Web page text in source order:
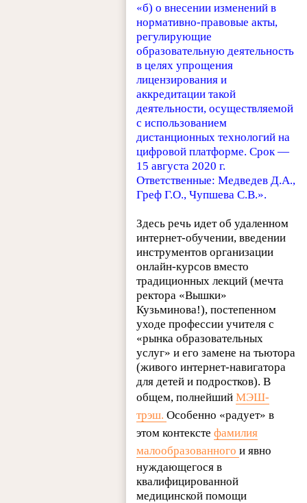
«б) о внесении изменений в
нормативно-правовые акты,
регулирующие
образовательную деятельность
в целях упрощения
лицензирования и
аккредитации такой
деятельности, осуществляемой
с использованием
дистанционных технологий на
цифровой платформе. Срок —
15 августа 2020 г.
Ответственные: Медведев Д.А.,
Греф Г.О., Чупшева С.В.».
Здесь речь идет об удаленном
интернет-обучении, введении
инструментов организации
онлайн-курсов вместо
традиционных лекций (мечта
ректора «Вышки»
Кузьминова!), постепенном
уходе профессии учителя с
«рынка образовательных
услуг» и его замене на тьютора
(живого интернет-навигатора
для детей и подростков). В
общем, полнейшийМЭШ-
трэш.Особенно «радует» в
этом контекстефамилия
малообразованногои явно
нуждающегося в
квалифицированной
медицинской помощи